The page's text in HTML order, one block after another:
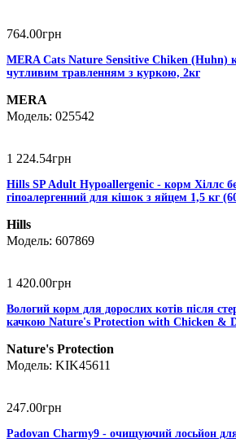
764.00грн
MERA Cats Nature Sensitive Chiken (Huhn)
чутливим травленням з куркою, 2кг
MERA
025542
1 224.54грн
Hills SP Adult Hypoallergenic - корм Хіллс
гіпоалергенний для кішок з яйцем 1,5 кг
Hills
607869
1 420.00грн
Вологий корм для дорослих котів після
качкою Nature's Protection with Chicken &
Nature's Protection
KIK45611
247.00грн
Padovan Charmy9 - очищуючий лосьйон